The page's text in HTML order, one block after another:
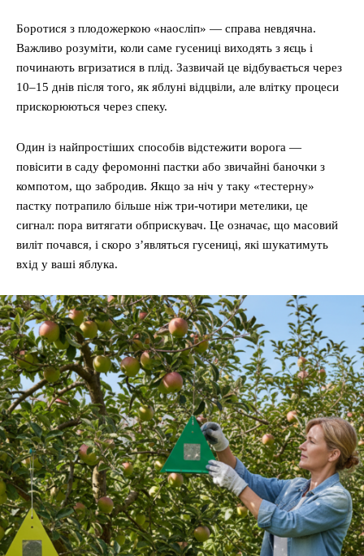
Боротися з плодожеркою «наосліп» — справа невдячна.
Важливо розуміти, коли саме гусениці виходять з яєць і
починають вгризатися в плід. Зазвичай це відбувається через
10–15 днів після того, як яблуні відцвіли, але влітку процеси
прискорюються через спеку.
Один із найпростіших способів відстежити ворога —
повісити в саду феромонні пастки або звичайні баночки з
компотом, що забродив. Якщо за ніч у таку «тестерну»
пастку потрапило більше ніж три-чотири метелики, це
сигнал: пора витягати обприскувач. Це означає, що масовий
виліт почався, і скоро з’являться гусениці, які шукатимуть
вхід у ваші яблука.